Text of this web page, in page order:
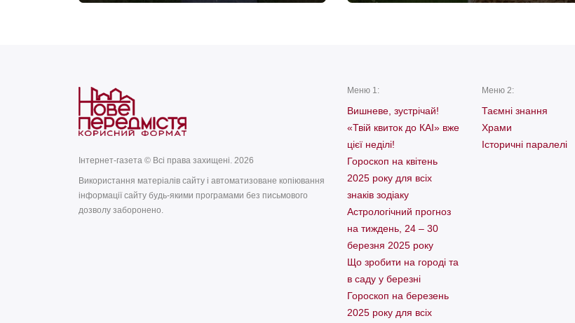
Інтернет-газета © Всі права захищені. 2026
Використання матеріалів сайту і автоматизоване копіювання
інформації сайту будь-якими програмами без письмового
дозволу заборонено.
Меню 1:
Вишневе, зустрічай!
«Твій квиток до КАІ» вже
цієї неділі!
Гороскоп на квітень
2025 року для всіх
знаків зодіаку
Астрологічний прогноз
на тиждень, 24 – 30
березня 2025 року
Що зробити на городі та
в саду у березні
Гороскоп на березень
2025 року для всіх
Меню 2:
Таємні знання
Храми
Історичні паралелі